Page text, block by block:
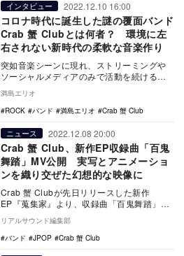
インタビュー 2022.12.10 16:00
コロナ時代に誕生した謎の覆面バンド
Crab 蟹 Clubとは何者？ 環境に左
右されない新時代の柔軟な音楽作り
突如音楽シーンに現れ、ストリーミングや
ソーシャルメディアのみで活動を続ける謎
ある…
満島エリオ
ROCK
バンド 満島エリオ Crab 蟹 Club
ニュース 2022.12.08 20:00
Crab 蟹 Club、新作EP収録曲「百鬼
舞踏」MV公開 実写とアニメーショ
ンを織り交ぜた幻想的な映像に
Crab 蟹 Clubが先日リリースした新作
EP『蒐集家』より、収録曲「百鬼舞踏」の
MVを公開した。 百鬼舞踏 - Crab …
リアルサウンド編集部
バンド
JPOP Crab 蟹 Club